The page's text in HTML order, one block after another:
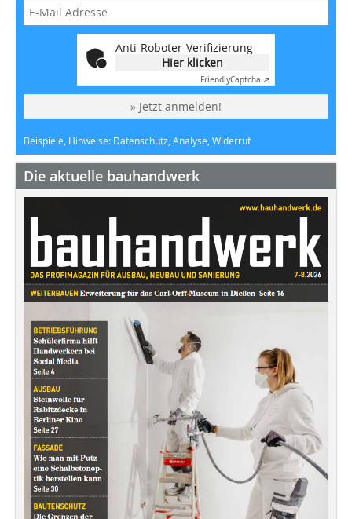
Anti-Roboter-Verifizierung
Hier klicken
FriendlyCaptcha ⇗
» Jetzt anmelden!
Beispiele, Hinweise: Datenschutz, Analyse, Widerruf
Die aktuelle bauhandwerk